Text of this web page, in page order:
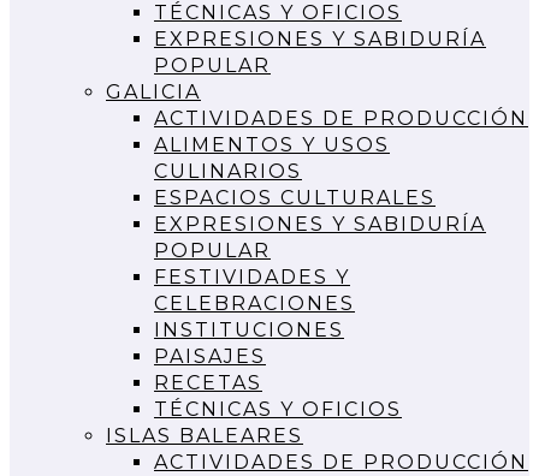
TÉCNICAS Y OFICIOS
EXPRESIONES Y SABIDURÍA
POPULAR
GALICIA
ACTIVIDADES DE PRODUCCIÓN
ALIMENTOS Y USOS
CULINARIOS
ESPACIOS CULTURALES
EXPRESIONES Y SABIDURÍA
POPULAR
FESTIVIDADES Y
CELEBRACIONES
INSTITUCIONES
PAISAJES
RECETAS
TÉCNICAS Y OFICIOS
ISLAS BALEARES
ACTIVIDADES DE PRODUCCIÓN